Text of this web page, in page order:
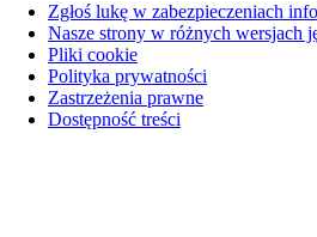
Zgłoś lukę w zabezpieczeniach
Nasze strony w różnych wersjach
Pliki cookie
Polityka prywatności
Zastrzeżenia prawne
Dostępność treści